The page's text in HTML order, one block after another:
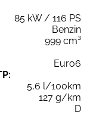
85 kW / 116 PS
Benzin
999 cm³
Euro6
5,6 l/100km
127 g/km
D